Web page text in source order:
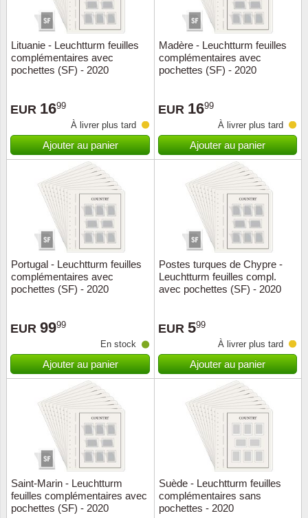
Lituanie - Leuchtturm feuilles
complémentaires avec
pochettes (SF) - 2020
EUR 1699
À livrer plus tard
Ajouter au panier
Madère - Leuchtturm feuilles
complémentaires avec
pochettes (SF) - 2020
EUR 1699
À livrer plus tard
Ajouter au panier
Portugal - Leuchtturm feuilles
complémentaires avec
pochettes (SF) - 2020
EUR 9999
En stock
Ajouter au panier
Postes turques de Chypre -
Leuchtturm feuilles compl.
avec pochettes (SF) - 2020
EUR 599
À livrer plus tard
Ajouter au panier
Saint-Marin - Leuchtturm
feuilles complémentaires avec
pochettes (SF) - 2020
Suède - Leuchtturm feuilles
complémentaires sans
pochettes - 2020
Année
Fleurs
Islande